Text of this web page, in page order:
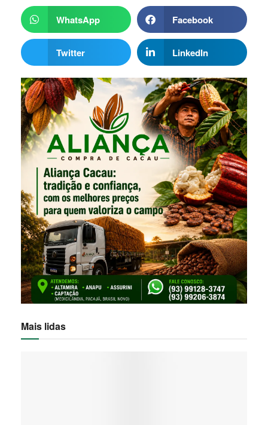
WhatsApp Facebook
Twitter LinkedIn
Mais lidas